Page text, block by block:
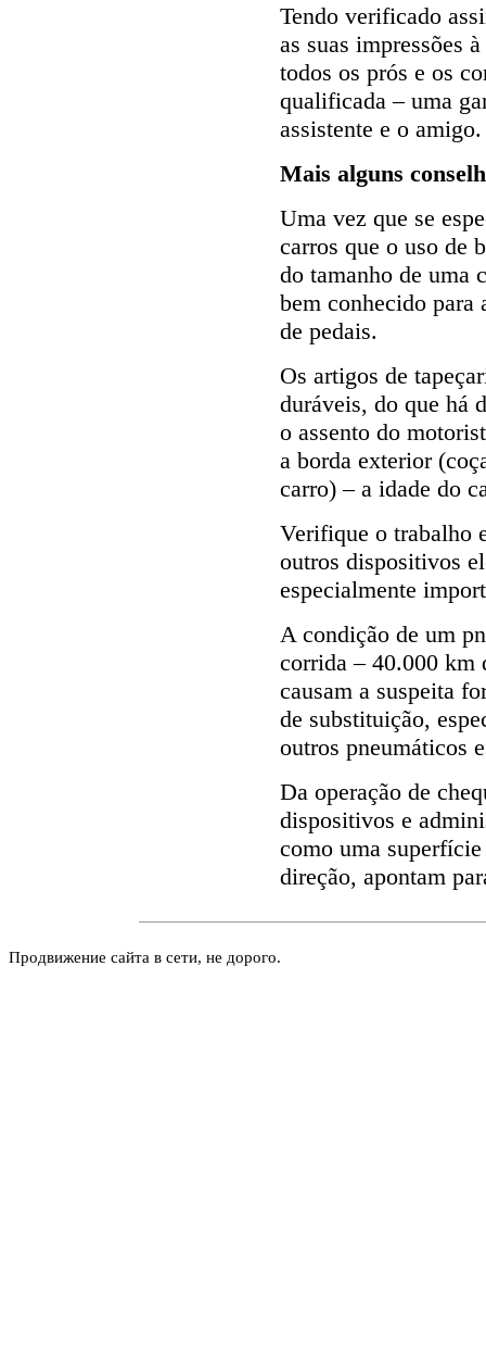
Tendo verificado
as suas impressões
todos os prós e os
qualificada – uma
assistente e o amigo.
Mais alguns
Uma vez que se
carros que o uso de
do tamanho de uma
bem conhecido
de pedais.
Os artigos de
duráveis, do que há
o assento do
a borda exterior
carro) – a idade do
Verifique o trabalho
outros dispositivos
especialmente
A condição de um
corrida – 40.000 km
causam a suspeita
de substituição,
outros pneumáticos
Da operação de
dispositivos e
como uma
direção, apontam
Продвижение сайта в сети, не дорого.